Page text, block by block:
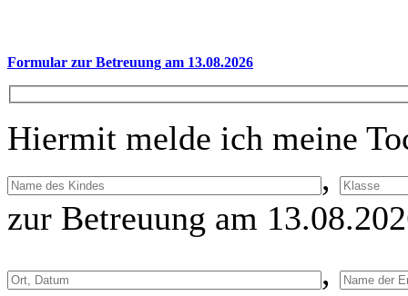
Formular zur Betreuung am 13.08.2026
Hiermit melde ich meine
,
zur Betreuung am
,